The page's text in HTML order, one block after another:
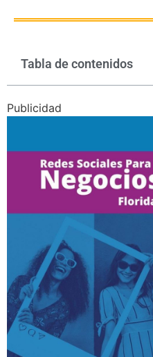
Tabla de contenidos
Publicidad